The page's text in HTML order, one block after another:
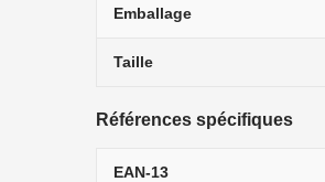
Emballage
Taille
Références spécifiques
EAN-13